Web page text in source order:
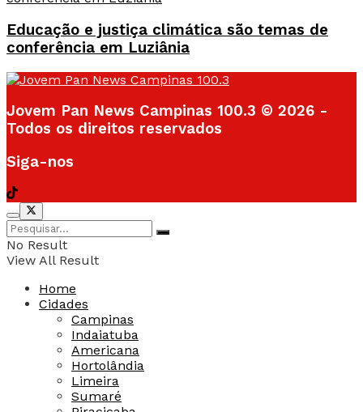
Educação e justiça climática são temas de
conferência em Luziânia
Jovem Pan News Campinas 100.3 © 2026 -
Todos os direitos reservados
Siga-nos
No Result
View All Result
Home
Cidades
Campinas
Indaiatuba
Americana
Hortolândia
Limeira
Sumaré